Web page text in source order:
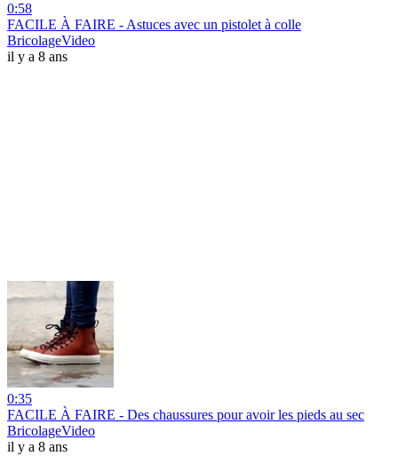
0:58
FACILE À FAIRE - Astuces avec un pistolet à colle
BricolageVideo
il y a 8 ans
0:35
FACILE À FAIRE - Des chaussures pour avoir les pieds au sec
BricolageVideo
il y a 8 ans